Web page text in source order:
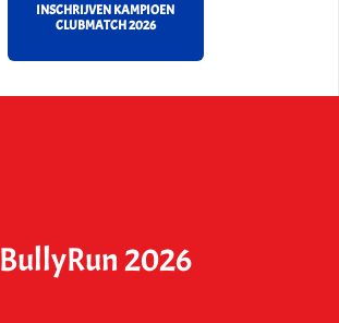
INSCHRIJVEN KAMPIOEN
CLUBMATCH 2026
BullyRun 2026